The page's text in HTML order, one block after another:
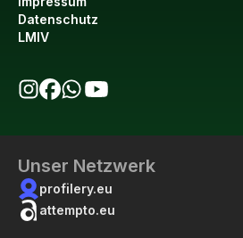
Datenschutz
LMIV
Unser Netzwerk
profilery.eu
attempto.eu